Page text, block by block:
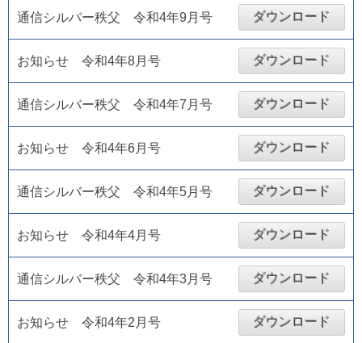
通信シルバー秩父 令和4年9月号 ダウンロード
お知らせ 令和4年8月号 ダウンロード
通信シルバー秩父 令和4年7月号 ダウンロード
お知らせ 令和4年6月号 ダウンロード
通信シルバー秩父 令和4年5月号 ダウンロード
お知らせ 令和4年4月号 ダウンロード
通信シルバー秩父 令和4年3月号 ダウンロード
お知らせ 令和4年2月号 ダウンロード